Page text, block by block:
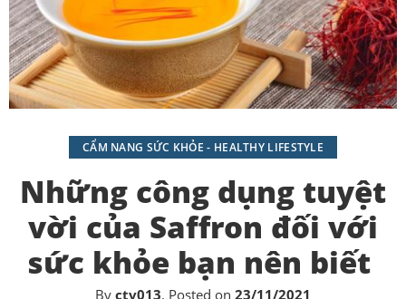
CẨM NANG SỨC KHỎE - HEALTHY LIFESTYLE
Những công dụng tuyệt
vời của Saffron đối với
sức khỏe bạn nên biết
By ctv013. Posted on 23/11/2021